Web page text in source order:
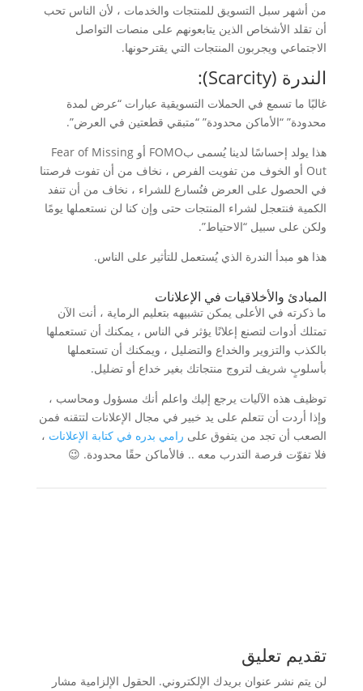
من أشهر سبل التسويق للمنتجات والخدمات ، لأن الناس تحب
أن تقلد الأشخاص الذين يتابعونهم على منصات التواصل
الاجتماعي ويجربون المنتجات التي يقترحونها.
الندرة (Scarcity):
غالبًا ما تسمع في الحملات التسويقية عبارات “عرض لمدة
محدودة” “الأماكن محدودة” “متبقي قطعتين في العرض”.
هذا يولد إحساسًا لدينا يُسمى بFOMO أو Fear of Missing
Out أو الخوف من تفويت الفرص ، نخاف من أن تفوت فرصتنا
في الحصول على العرض فنُسارع للشراء ، نخاف من أن تنفد
الكمية فنتعجل لشراء المنتجات حتى وإن كنا لن نستعملها يومًا
ولكن على سبيل “الاحتياط”.
هذا هو مبدأ الندرة الذي يُستعمل للتأثير على الناس.
المبادئ والأخلاقيات في الإعلانات
ما ذكرته في الأعلى يمكن تشبيهه بتعليم الرماية ، أنت الآن
تمتلك أدوات لتصنع إعلانًا يؤثر في الناس ، يمكنك أن تستعملها
بالكذب والتزوير والخداع والتضليل ، ويمكنك أن تستعملها
بأسلوبٍ شريف لتروج منتجاتك بغير خداع أو تضليل.
توظيف هذه الآليات يرجع إليك واعلم أنك مسؤول ومحاسب ،
وإذا أردت أن تتعلم على يد خبير في مجال الإعلانات لتتقنه فمن
الصعب أن تجد من يتفوق على رامي بدره في كتابة الإعلانات ،
فلا تفوّت فرصة التدرب معه .. فالأماكن حقًا محدودة. 😉
تقديم تعليق
لن يتم نشر عنوان بريدك الإلكتروني. الحقول الإلزامية مشار